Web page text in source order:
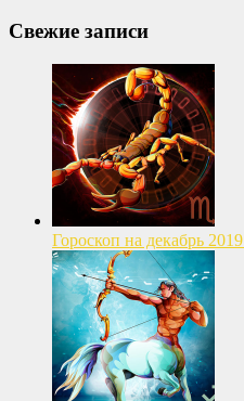
Свежие записи
Гороскоп на декабрь